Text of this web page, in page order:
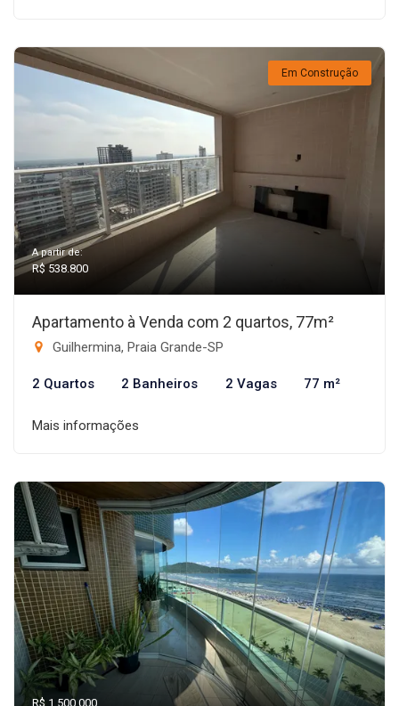
Em Construção
A partir de:
R$ 538.800
Apartamento à Venda com 2 quartos, 77m²
Guilhermina, Praia Grande-SP
2 Quartos 2 Banheiros 2 Vagas 77 m²
Mais informações
R$ 1.500.000